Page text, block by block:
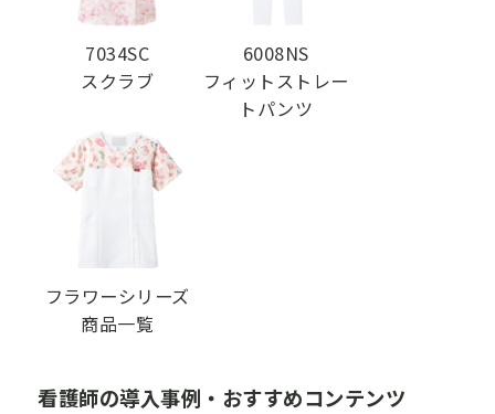
7034SC
スクラブ
6008NS
フィットストレー
トパンツ
フラワーシリーズ
商品一覧
看護師の導入事例・おすすめコンテンツ